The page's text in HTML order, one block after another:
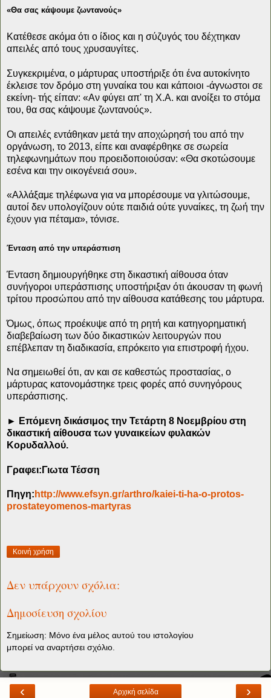
«Θα σας κάψουμε ζωντανούς»
Κατέθεσε ακόμα ότι ο ίδιος και η σύζυγός του δέχτηκαν
απειλές από τους χρυσαυγίτες.
Συγκεκριμένα, ο μάρτυρας υποστήριξε ότι ένα αυτοκίνητο
έκλεισε τον δρόμο στη γυναίκα του και κάποιοι -άγνωστοι σε
εκείνη- τής είπαν: «Αν φύγει απ' τη Χ.Α. και ανοίξει το στόμα
του, θα σας κάψουμε ζωντανούς».
Οι απειλές εντάθηκαν μετά την αποχώρησή του από την
οργάνωση, το 2013, είπε και αναφέρθηκε σε σωρεία
τηλεφωνημάτων που προειδοποιούσαν: «Θα σκοτώσουμε
εσένα και την οικογένειά σου».
«Αλλάξαμε τηλέφωνα για να μπορέσουμε να γλιτώσουμε,
αυτοί δεν υπολογίζουν ούτε παιδιά ούτε γυναίκες, τη ζωή την
έχουν για πέταμα», τόνισε.
Ένταση από την υπεράσπιση
Ένταση δημιουργήθηκε στη δικαστική αίθουσα όταν
συνήγοροι υπεράσπισης υποστήριξαν ότι άκουσαν τη φωνή
τρίτου προσώπου από την αίθουσα κατάθεσης του μάρτυρα.
Όμως, όπως προέκυψε από τη ρητή και κατηγορηματική
διαβεβαίωση των δύο δικαστικών λειτουργών που
επέβλεπαν τη διαδικασία, επρόκειτο για επιστροφή ήχου.
Να σημειωθεί ότι, αν και σε καθεστώς προστασίας, ο
μάρτυρας κατονομάστηκε τρεις φορές από συνηγόρους
υπεράσπισης.
► Επόμενη δικάσιμος την Τετάρτη 8 Νοεμβρίου στη
δικαστική αίθουσα των γυναικείων φυλακών
Κορυδαλλού.
Γραφει:Γιωτα Τέσση
Πηγη: http://www.efsyn.gr/arthro/kaiei-ti-ha-o-protos-
prostateyomenos-martyras
Κοινή χρήση
Δεν υπάρχουν σχόλια:
Δημοσίευση σχολίου
Σημείωση: Μόνο ένα μέλος αυτού του ιστολογίου
μπορεί να αναρτήσει σχόλιο.
‹ ›
Αρχική σελίδα